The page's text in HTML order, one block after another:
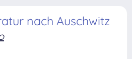
nach Auschwitz